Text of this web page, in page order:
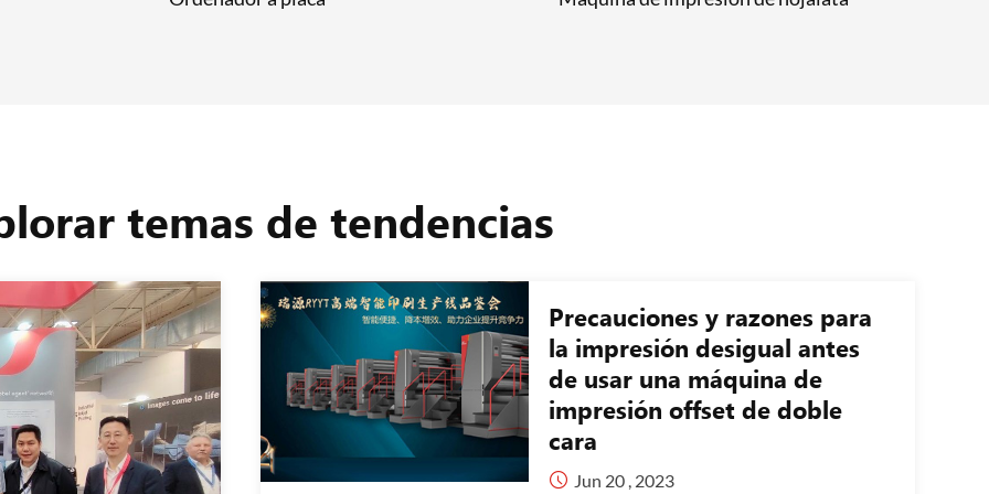
temas de tendencias
Precauciones y razones para
la impresión desigual antes
de usar una máquina de
impresión offset de doble
cara
 Jun 20 , 2023